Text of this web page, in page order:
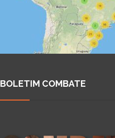
BOLETIM COMBATE